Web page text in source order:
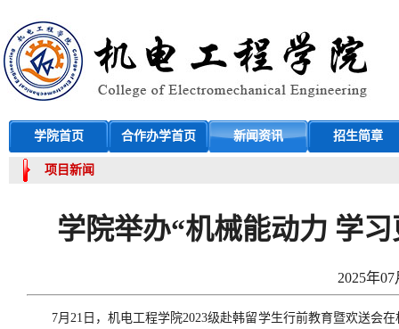
学院首页 合作办学首页 新闻资讯 招生简章
项目新闻
学院举办“机械能动力 学
2025年
7月21日，机电工程学院2023级赴韩留学生行前教育暨欢送会